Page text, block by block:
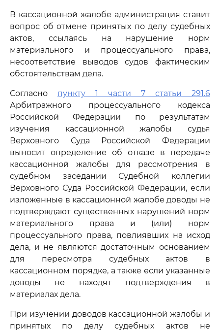
В кассационной жалобе администрация ставит
вопрос об отмене принятых по делу судебных
актов, ссылаясь на нарушение норм
материального и процессуального права,
несоответствие выводов судов фактическим
обстоятельствам дела.
Согласно пункту 1 части 7 статьи 291.6
Арбитражного процессуального кодекса
Российской Федерации по результатам
изучения кассационной жалобы судья
Верховного Суда Российской Федерации
выносит определение об отказе в передаче
кассационной жалобы для рассмотрения в
судебном заседании Судебной коллегии
Верховного Суда Российской Федерации, если
изложенные в кассационной жалобе доводы не
подтверждают существенных нарушений норм
материального права и (или) норм
процессуального права, повлиявших на исход
дела, и не являются достаточным основанием
для пересмотра судебных актов в
кассационном порядке, а также если указанные
доводы не находят подтверждения в
материалах дела.
При изучении доводов кассационной жалобы и
принятых по делу судебных актов не